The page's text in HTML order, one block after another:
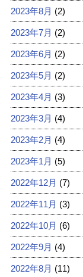
2023年8月 (2)
2023年7月 (2)
2023年6月 (2)
2023年5月 (2)
2023年4月 (3)
2023年3月 (4)
2023年2月 (4)
2023年1月 (5)
2022年12月 (7)
2022年11月 (3)
2022年10月 (6)
2022年9月 (4)
2022年8月 (11)